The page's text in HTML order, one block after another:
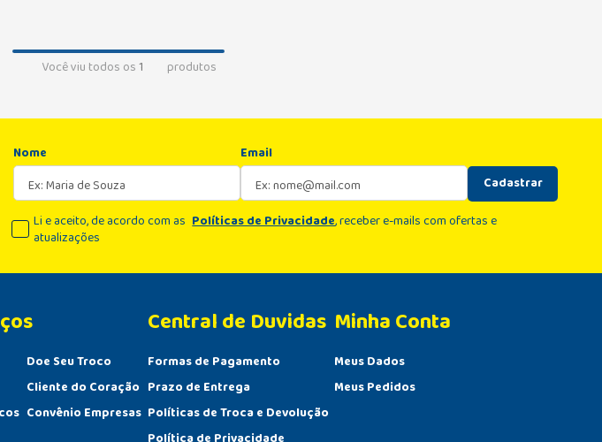
Você viu todos os1 produtos
Nome
Email
Cadastrar
Li e aceito, de acordo com as Políticas de Privacidade, receber e-mails com ofertas e
atualizações
Doe Seu Troco
Cliente do Coração
Convênio Empresas
Central de Duvidas
Formas de Pagamento
Prazo de Entrega
Políticas de Troca e Devolução
Minha Conta
Meus Dados
Meus Pedidos